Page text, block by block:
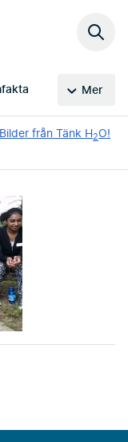
Mer
Sök
Bilder från Tänk H 2O!